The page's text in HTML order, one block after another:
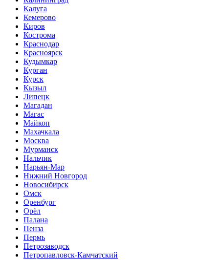
Калуга
Кемерово
Киров
Кострома
Краснодар
Красноярск
Кудымкар
Курган
Курск
Кызыл
Липецк
Магадан
Магас
Майкоп
Махачкала
Москва
Мурманск
Нальчик
Нарьян-Мар
Нижний Новгород
Новосибирск
Омск
Оренбург
Орёл
Палана
Пенза
Пермь
Петрозаводск
Петропавловск-Камчатский